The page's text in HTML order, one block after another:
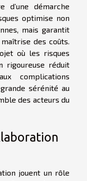
démarche
optimise non
mais garantit
des coûts.
où les risques
rigoureuse réduit
complications
sérénité au
des acteurs du
jouent un rôle